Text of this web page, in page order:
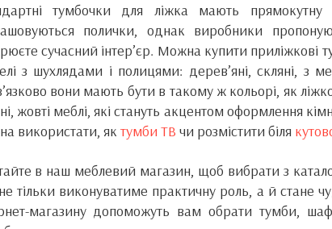
тумбочки для ліжка мають
полички, однак виробники
сучасний інтер’єр. Можна купити приліжкові
з шухлядами і полицями: дерев’яні, скляні, з
вони мають бути в такому ж кольорі, як
жовті меблі, які стануть акцентом оформлення
використати, як тумби ТВ чи розмістити біля
в наш меблевий магазин, щоб вибрати з
тільки виконуватиме практичну роль, а й
магазину допоможуть вам обрати тумби,